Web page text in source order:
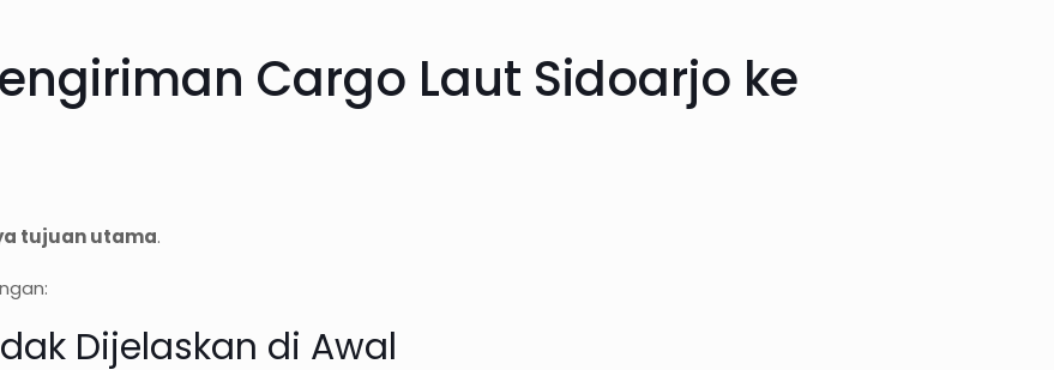
Cargo Laut Sidoarjo ke
tujuan utama.
Dijelaskan di Awal